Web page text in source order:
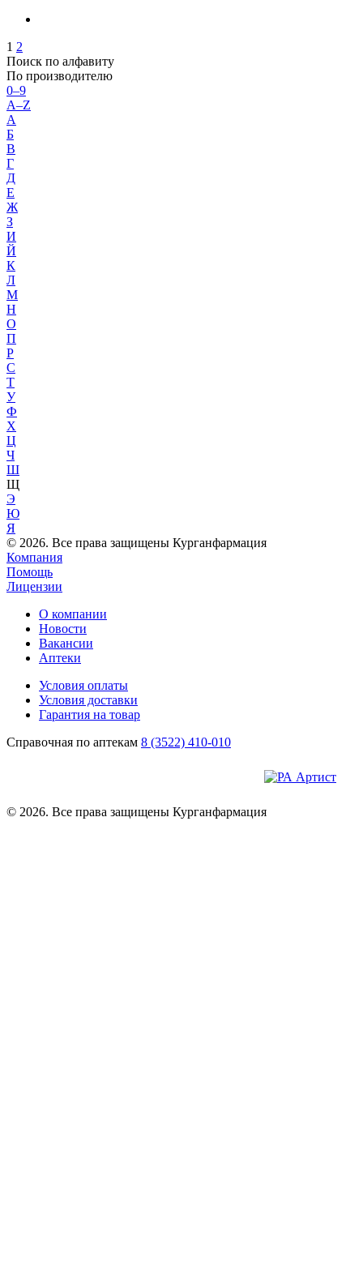
1 2
Поиск по алфавиту
По производителю
0–9
A–Z
А
Б
В
Г
Д
Е
Ж
З
И
Й
К
Л
М
Н
О
П
Р
С
Т
У
Ф
Х
Ц
Ч
Ш
Щ
Э
Ю
Я
© 2026. Все права защищены Курганфармация
Компания
Помощь
Лицензии
О компании
Новости
Вакансии
Аптеки
Условия оплаты
Условия доставки
Гарантия на товар
Справочная по аптекам 8 (3522) 410-010
© 2026. Все права защищены Курганфармация